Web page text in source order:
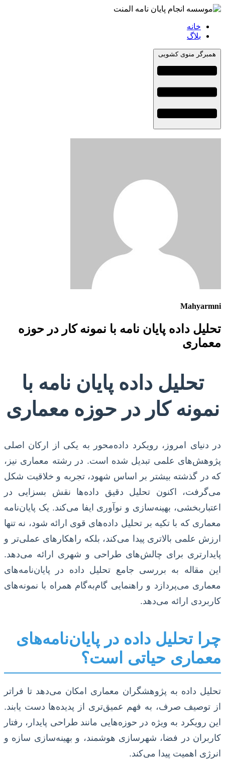
خانه
بلاگ
همبرگر منوی کشویی
Mahyarmni
تحلیل داده پایان نامه با نمونه کار در حوزه
معماری
تحلیل داده پایان نامه با
نمونه کار در حوزه معماری
در دنیای امروز، رویکرد داده‌محور به یکی از ارکان اصلی
پژوهش‌های علمی تبدیل شده است. در رشته معماری نیز،
که در گذشته بیشتر بر اساس شهود، تجربه و خلاقیت شکل
می‌گرفت، اکنون تحلیل دقیق داده‌ها نقش بسزایی در
اعتباربخشی، بهینه‌سازی و نوآوری ایفا می‌کند. یک پایان‌نامه
معماری که با تکیه بر تحلیل داده‌های قوی ارائه شود، نه تنها
ارزش علمی بالاتری پیدا می‌کند، بلکه راهکارهای عملی‌تر و
پایدارتری برای چالش‌های طراحی و شهری ارائه می‌دهد.
این مقاله به بررسی جامع تحلیل داده در پایان‌نامه‌های
معماری می‌پردازد و راهنمایی گام‌به‌گام همراه با نمونه‌های
کاربردی ارائه می‌دهد.
چرا تحلیل داده در پایان‌نامه‌های
معماری حیاتی است؟
تحلیل داده به پژوهشگران معماری امکان می‌دهد تا فراتر
از توصیف صرف، به فهم عمیق‌تری از پدیده‌ها دست یابند.
این رویکرد به ویژه در حوزه‌هایی مانند طراحی پایدار، رفتار
کاربران در فضا، شهرسازی هوشمند، و بهینه‌سازی سازه و
انرژی اهمیت پیدا می‌کند.